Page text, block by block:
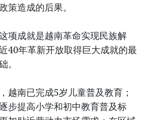
策造成的后果。
项成就是越南革命实现民族解
40年革新开放取得巨大成就的最
。
越南已完成5岁儿童普及教育；
步提高小学和初中教育普及标